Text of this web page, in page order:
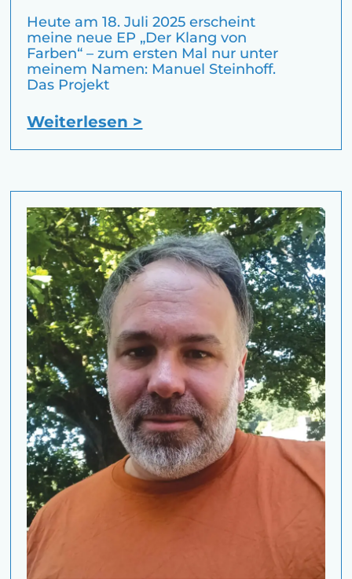
Heute am 18. Juli 2025 erscheint
meine neue EP „Der Klang von
Farben“ – zum ersten Mal nur unter
meinem Namen: Manuel Steinhoff.
Das Projekt
Weiterlesen >